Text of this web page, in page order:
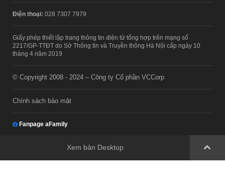
Điện thoại: 028 7307 7979
Giấy phép thiết lập trang thông tin điện tử tổng hợp trên mạng số
2217/GP-TTĐT do Sở Thông tin và Truyền thông Hà Nội cấp ngày 10
tháng 4 năm 2019
© Copyright 2008 - 2024 – Công ty Cổ phần VCCorp
Chính sách bảo mật
Fanpage aFamily
Xem bản Desktop